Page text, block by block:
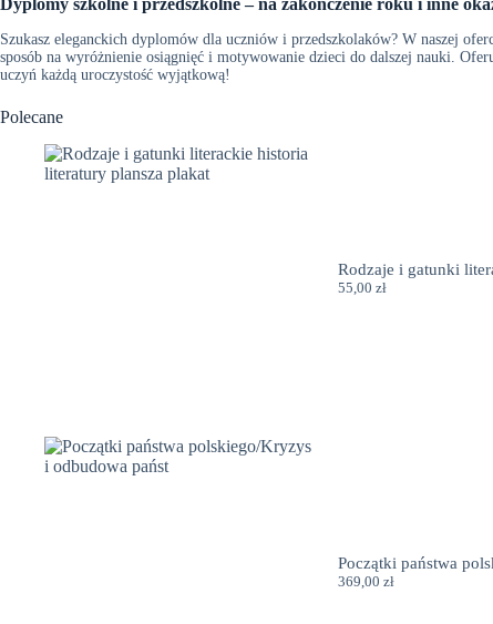
Dyplomy szkolne i przedszkolne – na zakończenie roku i inne
Szukasz eleganckich dyplomów dla uczniów i przedszkolaków? W naszej
sposób na wyróżnienie osiągnięć i motywowanie dzieci do dalszej nauki.
uczyń każdą uroczystość wyjątkową!
Polecane
Rodzaje i gatunki
55,00 zł
Początki państwa
369,00 zł